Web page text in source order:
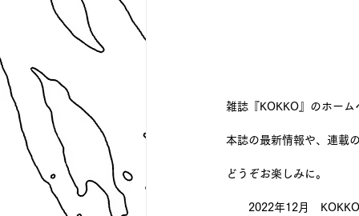
雑誌『KOKKO』のホー
本誌の最新情報や、連載
どうぞお楽しみに。
2022年12月　KOKKO